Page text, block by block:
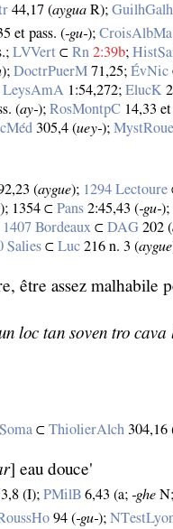
44,17 (aygua R);GuilhGalh
et pass. (‑gu‑);CroisAlbMa
LVVert ⊂Rn 2:39b;
);DoctrPuerM 71,25;ÉvNic
LeysAmA 1:54,272;ElucK
(ay‑);RosMontpC 14,33
305,4 (uey‑);
(aygue); 1294 Lectoure
); 1354 ⊂Pans 2:45,43 (‑gu‑);
1407 Bordeaux ⊂DAG 202 (
Salies ⊂Luc 216 n. 3 (aygue
être assez malhabile
loc tan soven tro
Soma ⊂ThiolierAlch 304,16
] eau douce'
3,8 (I);PMilB 6,43 (a;‑ghe
94 (‑gu‑);